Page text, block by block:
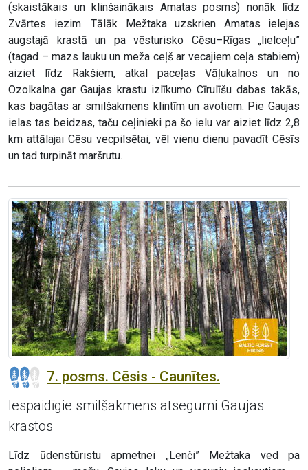
(skaistākais un klinšainākais Amatas posms) nonāk līdz
Zvārtes iezim. Tālāk Mežtaka uzskrien Amatas ielejas
augstajā krastā un pa vēsturisko Cēsu–Rīgas „lielceļu”
(tagad – mazs lauku un meža ceļš ar vecajiem ceļa stabiem)
aiziet līdz Rakšiem, atkal paceļas Vāļukalnos un no
Ozolkalna gar Gaujas krastu izlīkumo Cīrulīšu dabas takās,
kas bagātas ar smilšakmens klintīm un avotiem. Pie Gaujas
ielas tas beidzas, taču ceļinieki pa šo ielu var aiziet līdz 2,8
km attālajai Cēsu vecpilsētai, vēl vienu dienu pavadīt Cēsīs
un tad turpināt maršrutu.
7. posms. Cēsis - Caunītes.
Iespaidīgie smilšakmens atsegumi Gaujas
krastos
Līdz ūdenstūristu apmetnei „Lenči” Mežtaka ved pa